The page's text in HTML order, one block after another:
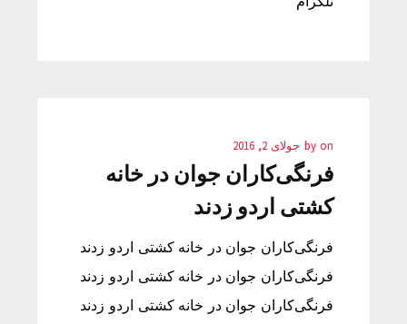
by on جولای 2, 2016
فرنگی‌کاران جوان در خانه
کشتی اردو زدند
فرنگی‌کاران جوان در خانه کشتی اردو زدند
فرنگی‌کاران جوان در خانه کشتی اردو زدند
فرنگی‌کاران جوان در خانه کشتی اردو زدند